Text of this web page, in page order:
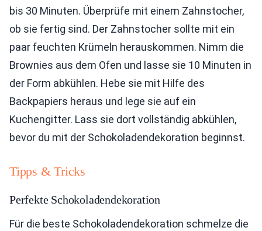
bis 30 Minuten. Überprüfe mit einem Zahnstocher,
ob sie fertig sind. Der Zahnstocher sollte mit ein
paar feuchten Krümeln herauskommen. Nimm die
Brownies aus dem Ofen und lasse sie 10 Minuten in
der Form abkühlen. Hebe sie mit Hilfe des
Backpapiers heraus und lege sie auf ein
Kuchengitter. Lass sie dort vollständig abkühlen,
bevor du mit der Schokoladendekoration beginnst.
Tipps & Tricks
Perfekte Schokoladendekoration
Für die beste Schokoladendekoration schmelze die